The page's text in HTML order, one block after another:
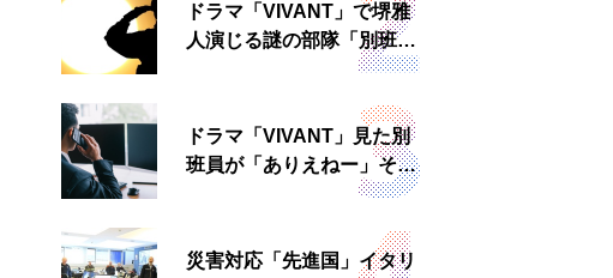
ドラマ「VIVANT」で堺雅
人演じる謎の部隊「別班」
は実在する？内情知る人物
ドラマ「VIVANT」見た別
班員が「ありえねー」その
理由とは 非公然組織ゆえ
災害対応「先進国」イタリ